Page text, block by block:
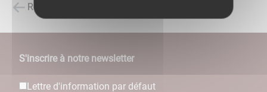
Retour à la liste des carnets d'adresses
S'inscrire à notre newsletter
Lettre d'information par défaut